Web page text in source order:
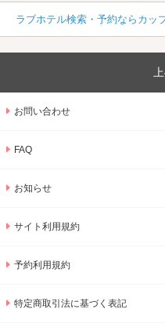
ラブホテル検索・予約ならカッ
お問い合わせ
FAQ
お知らせ
サイト利用規約
予約利用規約
特定商取引法に基づく表記